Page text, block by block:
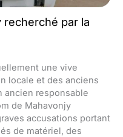
recherché par la
une vive
locale et des anciens
ancien responsable
de Mahavonjy
accusations portant
de matériel, des